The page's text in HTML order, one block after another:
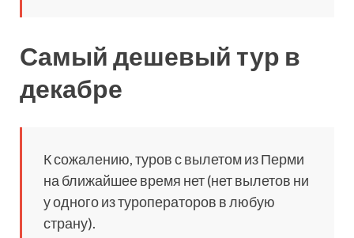
Самый дешевый тур в
декабре
К сожалению, туров с вылетом из Перми
на ближайшее время нет (нет вылетов ни
у одного из туроператоров в любую
страну).